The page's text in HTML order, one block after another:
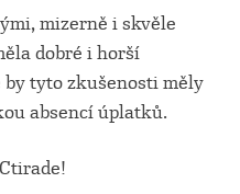
mizerně i skvěle
dobré i horší
by tyto zkušenosti měly
absencí úplatků.